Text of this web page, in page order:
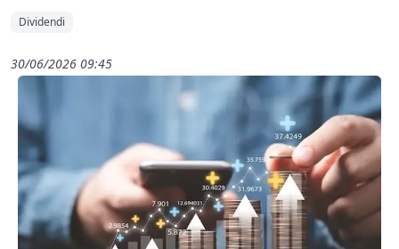
Dividendi
30/06/2026 09:45